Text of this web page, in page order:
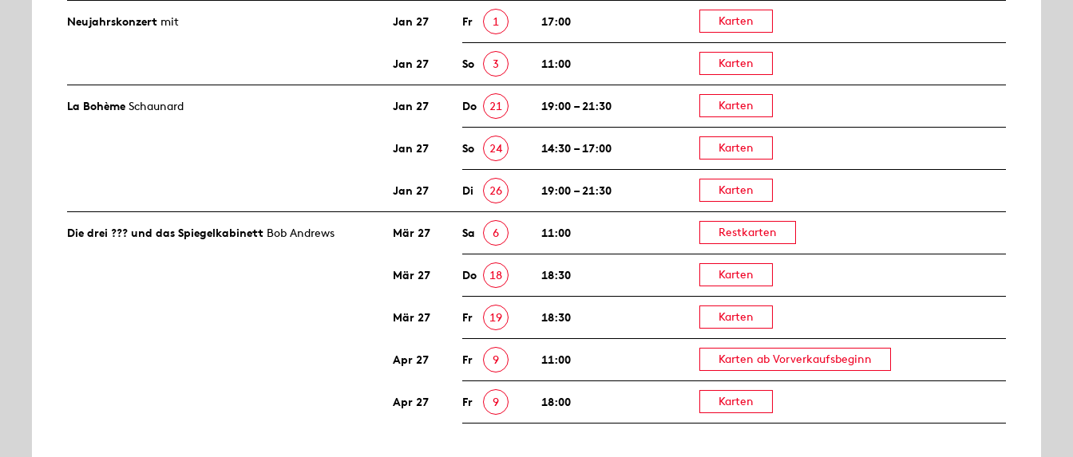
Neujahrs­konzert mit Jan 27 Fr 1 17:00 Karten
Jan 27 So 3 11:00 Karten
La Bohème Schaunard Jan 27 Do 21 19:00 – 21:30 Karten
Jan 27 So 24 14:30 – 17:00 Karten
Jan 27 Di 26 19:00 – 21:30 Karten
Die drei ??? und das Spiegelkabinett Bob Andrews Mär 27 Sa 6 11:00 Restkarten
Mär 27 Do 18 18:30 Karten
Mär 27 Fr 19 18:30 Karten
Apr 27 Fr 9 11:00 Karten ab Vorverkaufsbeginn
Apr 27 Fr 9 18:00 Karten